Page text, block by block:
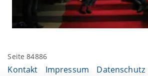
Seite 84886
Kontakt Impressum Datenschutz